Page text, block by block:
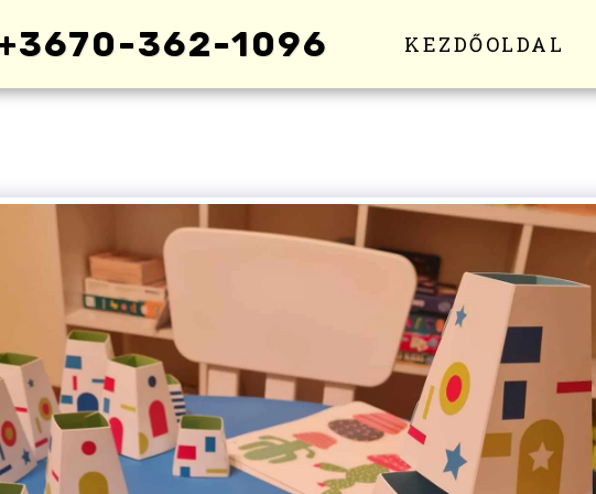
362-1096 KEZDŐOLDAL